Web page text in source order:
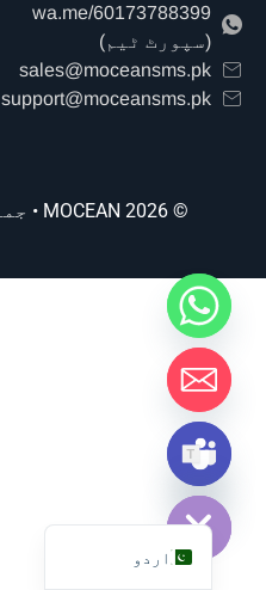
wa.me/60173788399
(سپورٹ ٹیم)
sales@moceansms.pk
support@moceansms.pk
© 2026 MOCEAN • جملہ حقوق محفوظ ہیں۔
اردو
English (UK)